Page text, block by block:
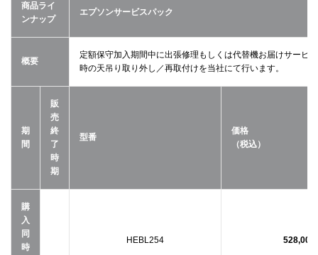
商品ライ
ンナップ
エプソンサービスパック
概要
定額保守加入期間中に出張修理もしくは代替機お届けサービ
時の天吊り取り外し／再取付けを当社にて行います。
期
間
販
売
終
了
時
期
型番
価格
（税込）
購
入
同
時
HEBL254 528,000